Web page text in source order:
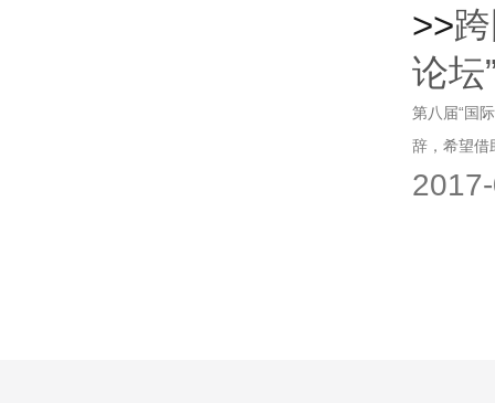
>>
论坛
第八届“国
辞，希望借